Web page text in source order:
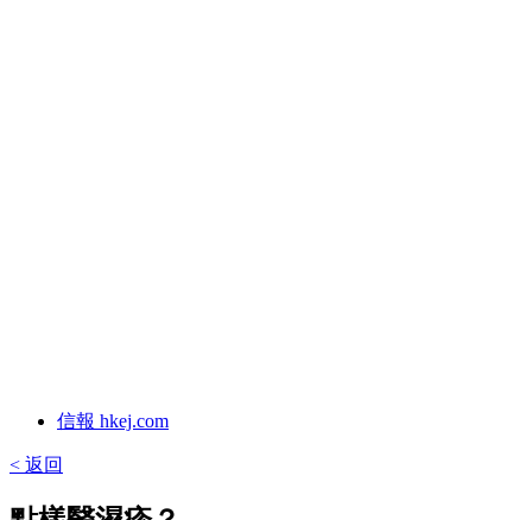
信報 hkej.com
< 返回